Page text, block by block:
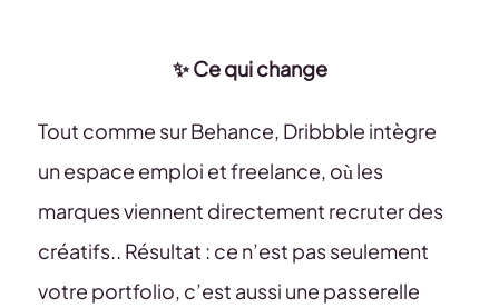
✨ Ce qui change
Tout comme sur Behance, Dribbble intègre
un espace emploi et freelance, où les
marques viennent directement recruter des
créatifs.. Résultat : ce n’est pas seulement
votre portfolio, c’est aussi une passerelle